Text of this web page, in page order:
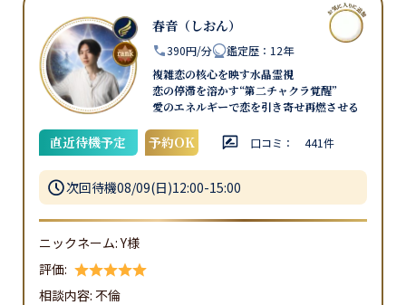
春音（しおん）
390円/分 鑑定歴： 12年
複雑恋の核心を映す水晶霊視
恋の停滞を溶かす“第二チャクラ覚醒”
愛のエネルギーで恋を引き寄せ再燃させる
直近待機予定 予約OK 口コミ： 441件
次回待機08/09(日)12:00-15:00
ニックネーム:Y様
評価:
相談内容: 不倫